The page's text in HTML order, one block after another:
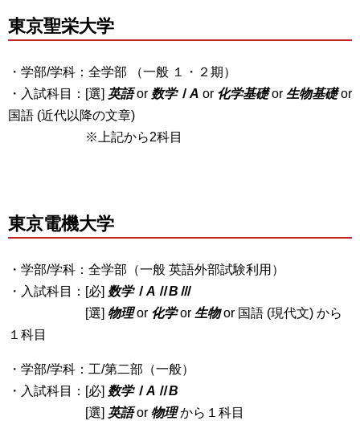
東京聖栄大学
・学部/学科：全学部 （一般 １・２期）
・入試科目：[選] 英語or 数学ⅠA or 化学基礎or 生物基礎or
国語 (近代以降の文章)
※上記から2科目
東京電機大学
・学部/学科：全学部（一般 英語外部試験利用）
・入試科目：[必] 数学ⅠAⅡBⅢ
[選] 物理or 化学or 生物or 国語 (現代文) から
１科目
・学部/学科：工/第二部（一般）
・入試科目：[必] 数学ⅠAⅡB
[選] 英語or 物理から１科目